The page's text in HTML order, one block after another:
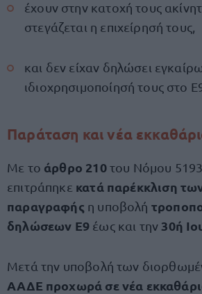
έχουν στην κατοχή τους
στεγάζεται η επιχείρησή τους,
και δεν είχαν δηλώσει
ιδιοχρησιμοποίησή τους στο
Παράταση και νέα
Με το άρθρο 210του Νόμου
επιτράπηκε κατά παρέκκλιση
παραγραφής η υποβολή
δηλώσεων Ε9έως και την 30ή
Μετά την υποβολή των
ΑΑΔΕ προχωρά σε νέα